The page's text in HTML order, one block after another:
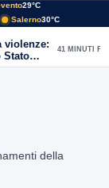
29°C
Salerno30°C
violenze:
Stato
41 MINUTI FA
della